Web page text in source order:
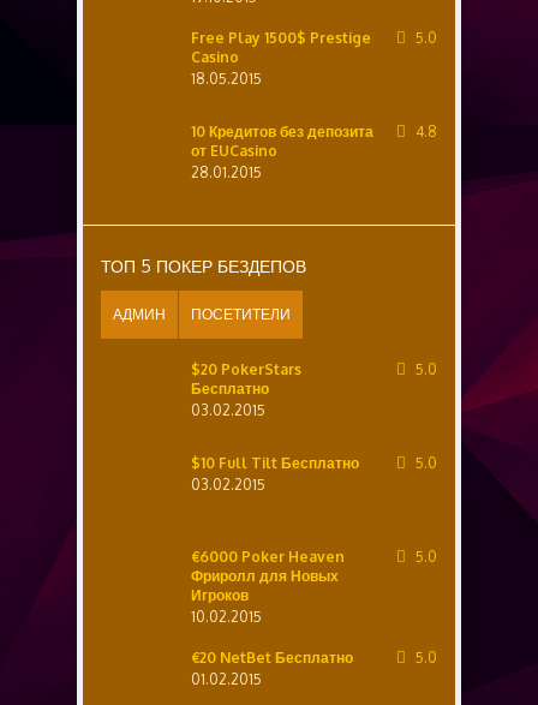
Free Play 1500$ Prestige
Casino
18.05.2015
5.0
10 Кредитов без депозита
от EUCasino
28.01.2015
4.8
ТОП 5 ПОКЕР БЕЗДЕПОВ
АДМИН ПОСЕТИТЕЛИ
$20 PokerStars
Бесплатно
03.02.2015
5.0
$10 Full Tilt Бесплатно
03.02.2015
5.0
€6000 Poker Heaven
Фриролл для Новых
Игроков
10.02.2015
5.0
€20 NetBet Бесплатно
01.02.2015
5.0